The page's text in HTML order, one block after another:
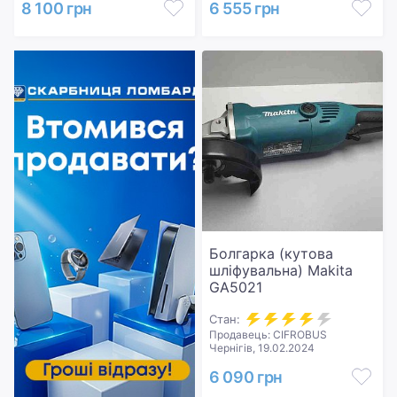
8 100 грн 6 555 грн
Болгарка (кутова
шліфувальна) Makita
GA5021
Стан:
Продавець: CIFROBUS
Чернігів, 19.02.2024
6 090 грн